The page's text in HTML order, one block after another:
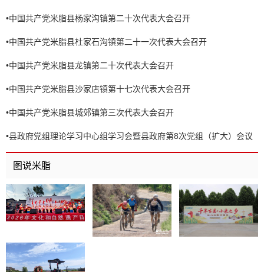
•中国共产党米脂县杨家沟镇第二十次代表大会召开
•中国共产党米脂县杜家石沟镇第二十一次代表大会召开
•中国共产党米脂县龙镇第二十次代表大会召开
•中国共产党米脂县沙家店镇第十七次代表大会召开
•中国共产党米脂县城郊镇第三次代表大会召开
•县政府党组理论学习中心组学习会暨县政府第8次党组（扩大）会议
召开
图说米脂